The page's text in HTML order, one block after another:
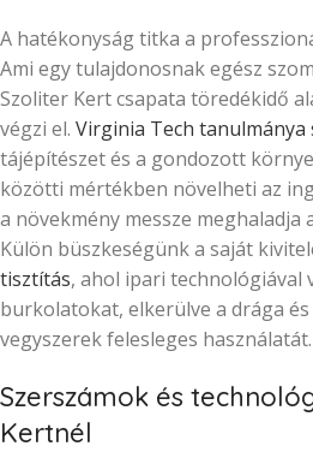
A hatékonyság titka a
Ami egy tulajdonosnak egész
Szoliter Kert csapata töredékidő
végzi el. Virginia Tech tanulmánya
tájépítészet és a gondozott
közötti mértékben növelheti az
a növekmény messze
Külön büszkeségünk a saját
tisztítás, ahol ipari technológiával
burkolatokat, elkerülve a drága
vegyszerek felesleges használatát.
Szerszámok és
Kertnél